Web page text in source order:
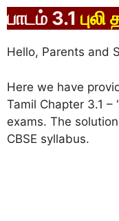
பாடம் 3.1
Hello, Parents and
Here we have
Tamil Chapter 3.1 –
exams. The
CBSE syllabus.